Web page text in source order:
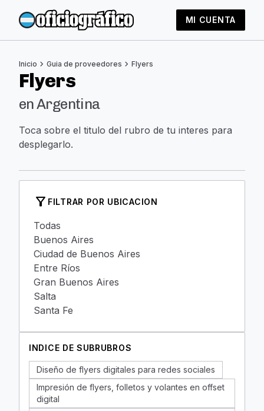
MI CUENTA
Inicio chevron_right Guia de proveedores chevron_right Flyers
Flyers
en Argentina
Toca sobre el titulo del rubro de tu interes para
desplegarlo.
filter_alt FILTRAR POR UBICACION
Todas
Buenos Aires
Ciudad de Buenos Aires
Entre Ríos
Gran Buenos Aires
Salta
Santa Fe
INDICE DE SUBRUBROS
Diseño de flyers digitales para redes sociales
Impresión de flyers, folletos y volantes en offset
digital